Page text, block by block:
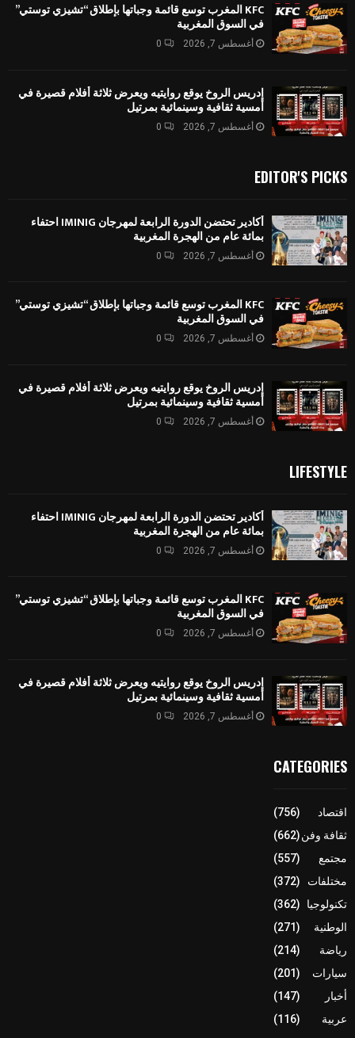
KFC المغرب توسع قائمة وجباتها بإطلاق “تشيزي توستي”
في السوق المغربية
أغسطس 7, 2026 0
إدريس الروخ يوقع روايتيه ويعرض ثلاثة أفلام قصيرة في
أمسية ثقافية وسينمائية بمرتيل
أغسطس 7, 2026 0
EDITOR'S PICKS
أكادير تحتضن الدورة الرابعة لمهرجان IMINIG احتفاء
بمائة عام من الهجرة المغربية
أغسطس 7, 2026 0
KFC المغرب توسع قائمة وجباتها بإطلاق “تشيزي توستي”
في السوق المغربية
أغسطس 7, 2026 0
إدريس الروخ يوقع روايتيه ويعرض ثلاثة أفلام قصيرة في
أمسية ثقافية وسينمائية بمرتيل
أغسطس 7, 2026 0
LIFESTYLE
أكادير تحتضن الدورة الرابعة لمهرجان IMINIG احتفاء
بمائة عام من الهجرة المغربية
أغسطس 7, 2026 0
KFC المغرب توسع قائمة وجباتها بإطلاق “تشيزي توستي”
في السوق المغربية
أغسطس 7, 2026 0
إدريس الروخ يوقع روايتيه ويعرض ثلاثة أفلام قصيرة في
أمسية ثقافية وسينمائية بمرتيل
أغسطس 7, 2026 0
CATEGORIES
اقتصاد
(756)
ثقافة وفن(662)
مجتمع
(557)
مختلفات
(372)
تكنولوجيا
(362)
الوطنية
(271)
رياضة
(214)
سيارات
(201)
أخبار
(147)
عربية
(116)